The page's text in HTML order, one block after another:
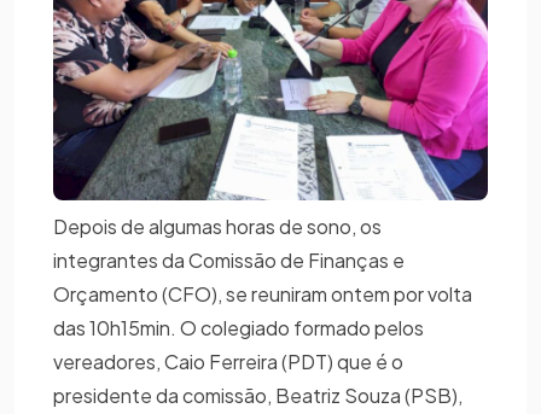
Depois de algumas horas de sono, os
integrantes da Comissão de Finanças e
Orçamento (CFO), se reuniram ontem por volta
das 10h15min. O colegiado formado pelos
vereadores, Caio Ferreira (PDT) que é o
presidente da comissão, Beatriz Souza (PSB),